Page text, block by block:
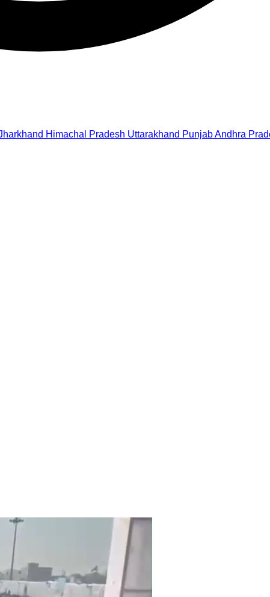
Himachal Pradesh Uttarakhand PunjabAndhra